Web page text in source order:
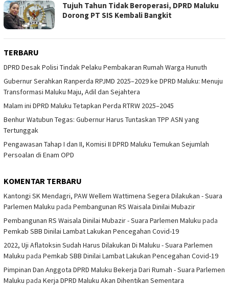
Tujuh Tahun Tidak Beroperasi, DPRD Maluku
Dorong PT SIS Kembali Bangkit
TERBARU
DPRD Desak Polisi Tindak Pelaku Pembakaran Rumah Warga Hunuth
Gubernur Serahkan Ranperda RPJMD 2025–2029 ke DPRD Maluku: Menuju
Transformasi Maluku Maju, Adil dan Sejahtera
Malam ini DPRD Maluku Tetapkan Perda RTRW 2025–2045
Benhur Watubun Tegas: Gubernur Harus Tuntaskan TPP ASN yang
Tertunggak
Pengawasan Tahap I dan II, Komisi II DPRD Maluku Temukan Sejumlah
Persoalan di Enam OPD
KOMENTAR TERBARU
Kantongi SK Mendagri, PAW Wellem Wattimena Segera Dilakukan - Suara
Parlemen Maluku pada Pembangunan RS Waisala Dinilai Mubazir
Pembangunan RS Waisala Dinilai Mubazir - Suara Parlemen Maluku pada
Pemkab SBB Dinilai Lambat Lakukan Pencegahan Covid-19
2022, Uji Aflatoksin Sudah Harus Dilakukan Di Maluku - Suara Parlemen
Maluku pada Pemkab SBB Dinilai Lambat Lakukan Pencegahan Covid-19
Pimpinan Dan Anggota DPRD Maluku Bekerja Dari Rumah - Suara Parlemen
Maluku pada Kerja DPRD Maluku Akan Dihentikan Sementara